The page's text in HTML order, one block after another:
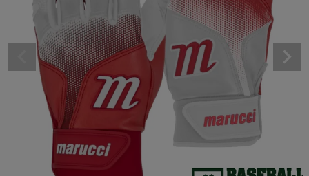
検索
商品が見つからない方はこちら